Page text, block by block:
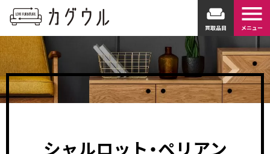
weekend
買取品目
menu
メニュー
シャルロット・ペリアン